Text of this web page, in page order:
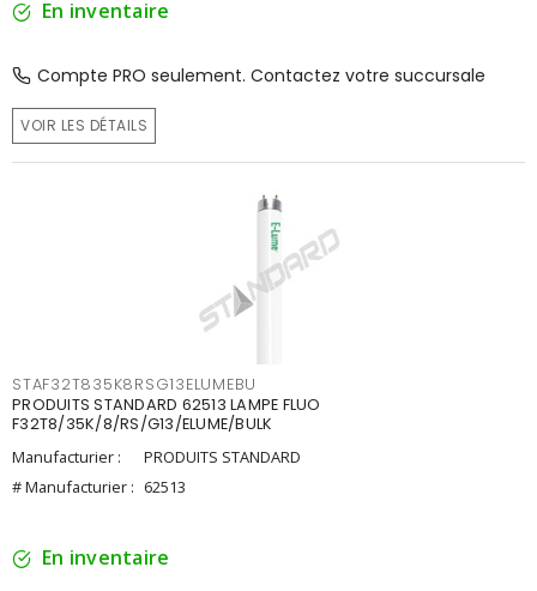
En inventaire
Compte PRO seulement. Contactez votre succursale
VOIR LES DÉTAILS
STAF32T835K8RSG13ELUMEBU
PRODUITS STANDARD 62513 LAMPE FLUO
F32T8/35K/8/RS/G13/ELUME/BULK
Manufacturier :
PRODUITS STANDARD
# Manufacturier : 62513
En inventaire